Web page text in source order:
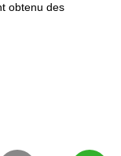
obtenu des